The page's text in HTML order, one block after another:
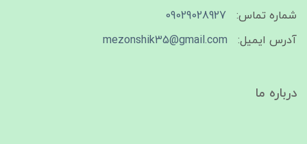
شماره تماس:
09029028927
آدرس ایمیل:
mezonshik35@gmail.com
درباره ما